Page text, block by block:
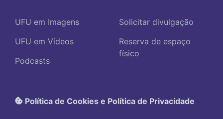
UFU em Imagens
UFU em Vídeos
Podcasts
Solicitar divulgação
Reserva de espaço
físico
Política de Cookies e Política de Privacidade